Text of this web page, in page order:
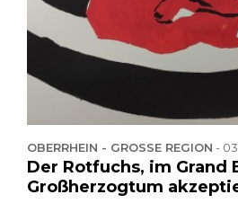
OBERRHEIN - GROSSE REGION -
Der Rotfuchs, im Grand
Großherzogtum